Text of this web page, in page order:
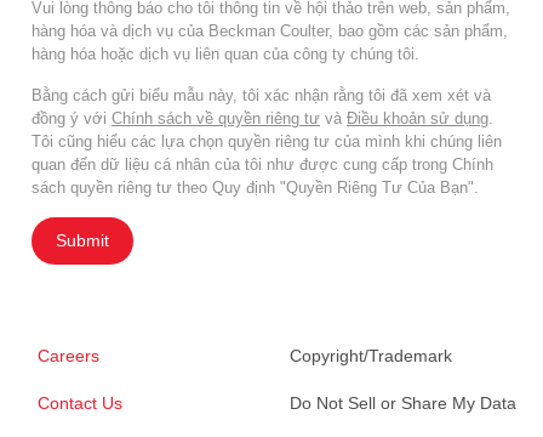
Vui lòng thông báo cho tôi thông tin về hội thảo trên web, sản phẩm,
hàng hóa và dịch vụ của Beckman Coulter, bao gồm các sản phẩm,
hàng hóa hoặc dịch vụ liên quan của công ty chúng tôi.
Bằng cách gửi biểu mẫu này, tôi xác nhận rằng tôi đã xem xét và
đồng ý với Chính sách về quyền riêng tư và Điều khoản sử dụng
Tôi cũng hiểu các lựa chọn quyền riêng tư của mình khi chúng liên
quan đến dữ liệu cá nhân của tôi như được cung cấp trong Chính
sách quyền riêng tư theo Quy định "Quyền Riêng Tư Của Bạn".
Submit
Careers
Contact Us
Copyright/Trademark
Do Not Sell or Share My Data